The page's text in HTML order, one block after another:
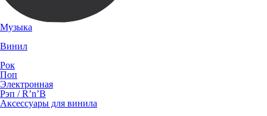
Музыка
Винил
Рок
Поп
Электронная
Рэп / R’n’B
Аксессуары для винила